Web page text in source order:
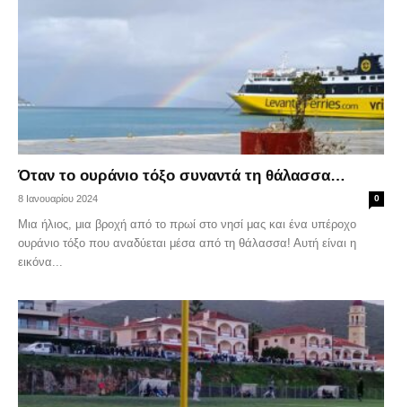
Όταν το ουράνιο τόξο συναντά τη θάλασσα…
8 Ιανουαρίου 2024 0
Μια ήλιος, μια βροχή από το πρωί στο νησί μας και ένα υπέροχο
ουράνιο τόξο που αναδύεται μέσα από τη θάλασσα! Αυτή είναι η
εικόνα...